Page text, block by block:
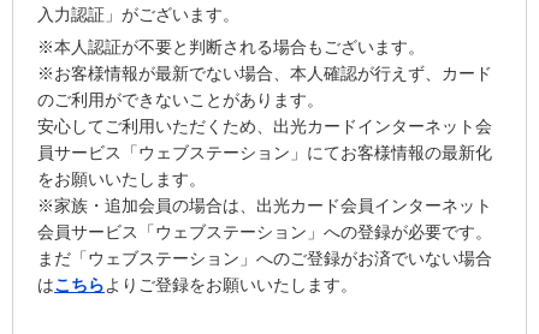
入力認証」がございます。
※本人認証が不要と判断される場合もございます。
※お客様情報が最新でない場合、本人確認が行えず、カード
のご利用ができないことがあります。
安心してご利用いただくため、出光カードインターネット会
員サービス「ウェブステーション」にてお客様情報の最新化
をお願いいたします。
※家族・追加会員の場合は、出光カード会員インターネット
会員サービス「ウェブステーション」への登録が必要です。
まだ「ウェブステーション」へのご登録がお済でいない場合
はこちらよりご登録をお願いいたします。